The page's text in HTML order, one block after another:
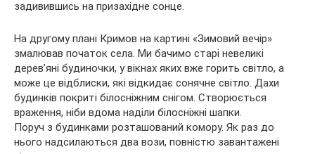
задивившись на призахідне сонце.
На другому плані Кримов на картині «Зимовий вечір»
змалював початок села. Ми бачимо старі невеликі
дерев’яні будиночки, у вікнах яких вже горить світло, а
може це відблиски, які відкидає сонячне світло. Дахи
будинків покриті білосніжним снігом. Створюється
враження, ніби вдома наділи білосніжні шапки.
Поруч з будинками розташований комору. Як раз до
нього надсилаються два вози, повністю завантажені